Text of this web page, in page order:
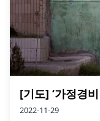
[기도] ‘가정경
2022-11-29